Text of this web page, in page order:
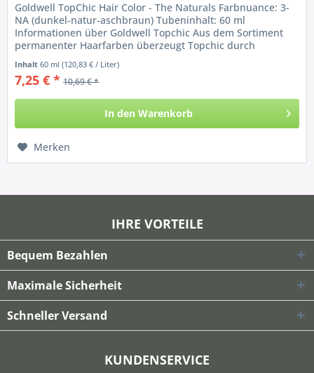
Goldwell TopChic Hair Color - The Naturals Farbnuance: 3-
NA (dunkel-natur-aschbraun) Tubeninhalt: 60 ml
Informationen über Goldwell Topchic Aus dem Sortiment
permanenter Haarfarben überzeugt Topchic durch
Inhalt60 ml(120,83 € / Liter)
7,25 € * 10,69 € *
In den Warenkorb
Merken
IHRE VORTEILE
Bequem Bezahlen
Maximale Sicherheit
Schneller Versand
KUNDENSERVICE